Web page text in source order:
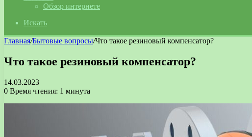
Обзор интернете
Искать
Главная/Бытовые вопросы/Что такое резиновый компенсатор?
Что такое резиновый компенсатор?
14.03.2023
0 Время чтения: 1 минута